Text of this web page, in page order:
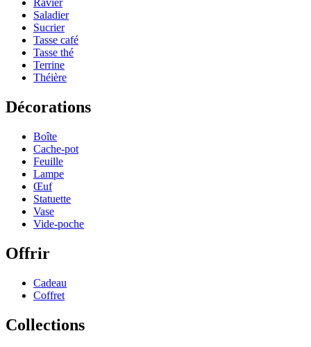
Ravier
Saladier
Sucrier
Tasse café
Tasse thé
Terrine
Théière
Décorations
Boîte
Cache-pot
Feuille
Lampe
Œuf
Statuette
Vase
Vide-poche
Offrir
Cadeau
Coffret
Collections